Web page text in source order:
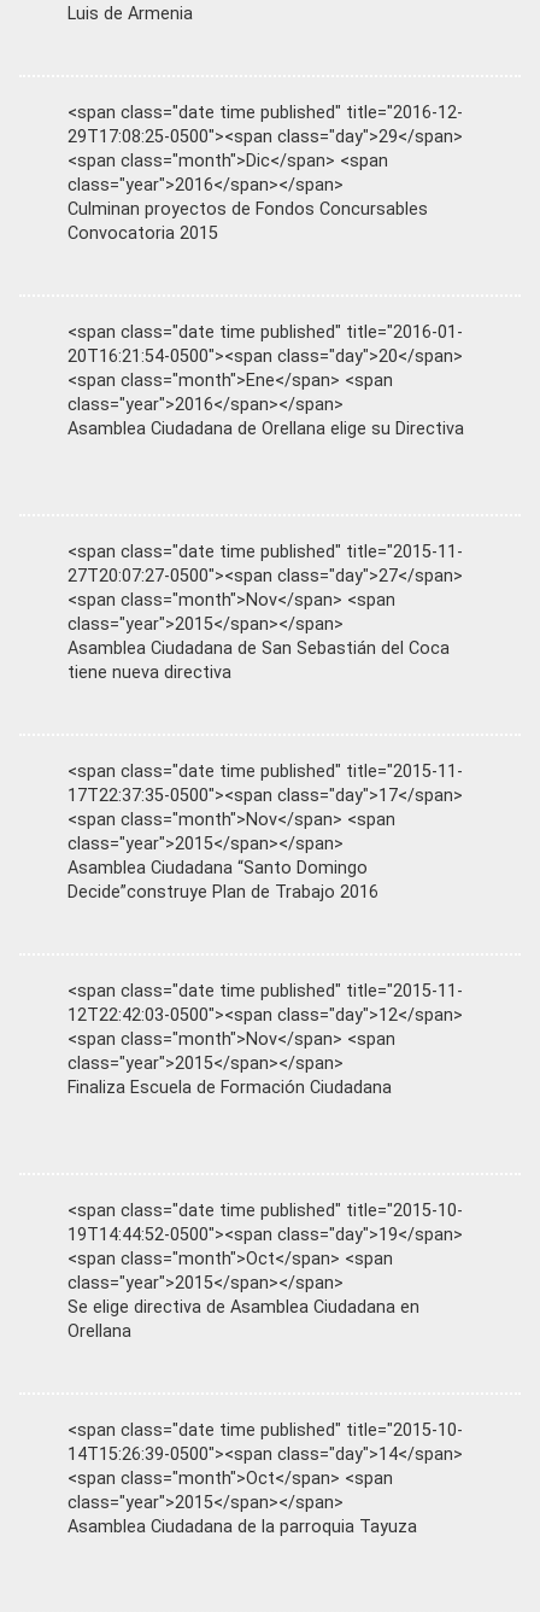
Luis de Armenia
<span class="date time published" title="2016-12-
29T17:08:25-0500"><span class="day">29</span>
<span class="month">Dic</span> <span
class="year">2016</span></span>
Culminan proyectos de Fondos Concursables
Convocatoria 2015
<span class="date time published" title="2016-01-
20T16:21:54-0500"><span class="day">20</span>
<span class="month">Ene</span> <span
class="year">2016</span></span>
Asamblea Ciudadana de Orellana elige su Directiva
<span class="date time published" title="2015-11-
27T20:07:27-0500"><span class="day">27</span>
<span class="month">Nov</span> <span
class="year">2015</span></span>
Asamblea Ciudadana de San Sebastián del Coca
tiene nueva directiva
<span class="date time published" title="2015-11-
17T22:37:35-0500"><span class="day">17</span>
<span class="month">Nov</span> <span
class="year">2015</span></span>
Asamblea Ciudadana “Santo Domingo
Decide”construye Plan de Trabajo 2016
<span class="date time published" title="2015-11-
12T22:42:03-0500"><span class="day">12</span>
<span class="month">Nov</span> <span
class="year">2015</span></span>
Finaliza Escuela de Formación Ciudadana
<span class="date time published" title="2015-10-
19T14:44:52-0500"><span class="day">19</span>
<span class="month">Oct</span> <span
class="year">2015</span></span>
Se elige directiva de Asamblea Ciudadana en
Orellana
<span class="date time published" title="2015-10-
14T15:26:39-0500"><span class="day">14</span>
<span class="month">Oct</span> <span
class="year">2015</span></span>
Asamblea Ciudadana de la parroquia Tayuza